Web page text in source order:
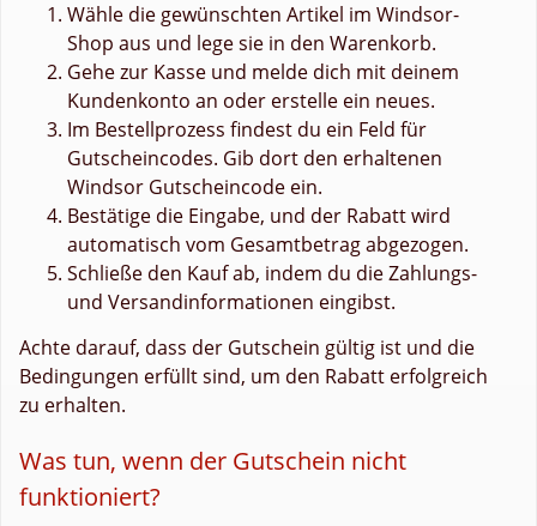
Wähle die gewünschten Artikel im Windsor-
Shop aus und lege sie in den Warenkorb.
Gehe zur Kasse und melde dich mit deinem
Kundenkonto an oder erstelle ein neues.
Im Bestellprozess findest du ein Feld für
Gutscheincodes. Gib dort den erhaltenen
Windsor Gutscheincode ein.
Bestätige die Eingabe, und der Rabatt wird
automatisch vom Gesamtbetrag abgezogen.
Schließe den Kauf ab, indem du die Zahlungs-
und Versandinformationen eingibst.
Achte darauf, dass der Gutschein gültig ist und die
Bedingungen erfüllt sind, um den Rabatt erfolgreich
zu erhalten.
Was tun, wenn der Gutschein nicht
funktioniert?